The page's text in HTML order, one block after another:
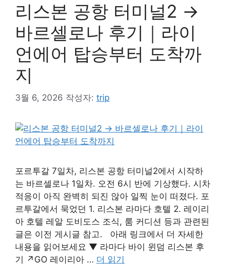
리스본 공항 터미널2 →
바르셀로나 후기｜라이
언에어 탑승부터 도착까
지
3월 6, 2026 작성자: trip
포르투갈 7일차, 리스본 공항 터미널2에서 시작하
는 바르셀로나 1일차. 오전 6시 반에 기상했다. 시차
적응이 아직 완벽히 되진 않아 일찍 눈이 떠졌다. 포
르투갈에서 묵었던 1. 리스본 라마다 호텔 2. 레이리
아 호텔 레알 도비도스 조식, 룸 커디션 등과 관련된
글은 이전 게시글 참고. 아래 링크에서 더 자세한
내용을 읽어보세요 ▼ 라마다 바이 윈덤 리스본 후
기 ↗GO 레이리아 … 더 읽기